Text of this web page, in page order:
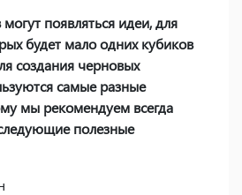
появляться идеи, для
будет мало одних кубиков
создания черновых
самые разные
мы рекомендуем всегда
полезные